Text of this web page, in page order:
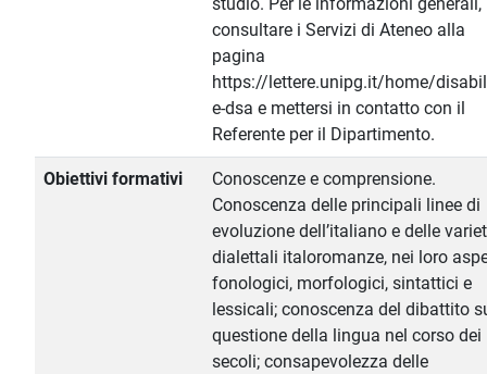
studio. Per le informazioni generali,
consultare i Servizi di Ateneo alla
pagina
https://lettere.unipg.it/home/
e-dsa e mettersi in contatto con il
Referente per il Dipartimento.
Obiettivi formativi
Conoscenze e comprensione.
Conoscenza delle principali linee di
evoluzione dell’italiano e delle
dialettali italoromanze, nei loro
fonologici, morfologici, sintattici e
lessicali; conoscenza del dibattito
questione della lingua nel corso dei
secoli; consapevolezza delle